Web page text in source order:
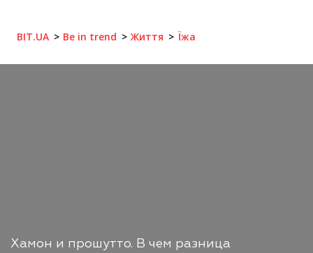
BIT.UA Be in trend Життя Їжа
Хамон и прошутто. В чем разница